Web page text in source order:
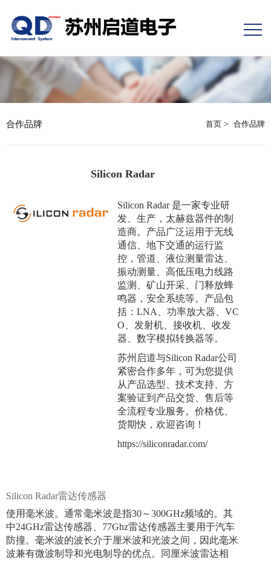
合作品牌 首页 > 合作品牌
Silicon Radar
Silicon Radar 是一家专业研
发、生产，太赫兹器件的制
造商。产品广泛运用于无线
通信、地下交通的运行监
控，管道、液位测量雷达、
振动测量、高低压电力线路
监测、矿山开采、门释放蜂
鸣器，安全系统等。产品包
括：LNA、功率放大器、VC
O、发射机、接收机、收发
器、数字模拟转换器等。
苏州启道与Silicon Radar公司
紧密合作多年，可为您提供
从产品选型、技术支持、方
案验证到产品交货、售后等
全流程专业服务。价格优、
货期快，欢迎咨询！
https://siliconradar.com/
Silicon Radar雷达传感器
使用毫米波。通常毫米波是指30～300GHz频域的。其
中24GHz雷达传感器、77Ghz雷达传感器主要用于汽车
防撞。毫米波的波长介于厘米波和光波之间，因此毫米
波兼有微波制导和光电制导的优点。同厘米波雷达相